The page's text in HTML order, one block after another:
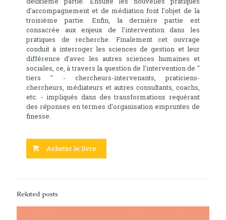
d'accompagnement et de médiation font l'objet de la
troisième partie. Enfin, la dernière partie est
consacrée aux enjeux de l'intervention dans les
pratiques de recherche. Finalement cet ouvrage
conduit à interroger les sciences de gestion et leur
différence d'avec les autres sciences humaines et
sociales, ce, à travers la question de l'intervention de "
tiers " - chercheurs-intervenants, praticiens-
chercheurs, médiateurs et autres consultants, coachs,
etc. - impliqués dans des transformations requérant
des réponses en termes d'organisation empruntes de
finesse.
Acheter le livre
Related posts